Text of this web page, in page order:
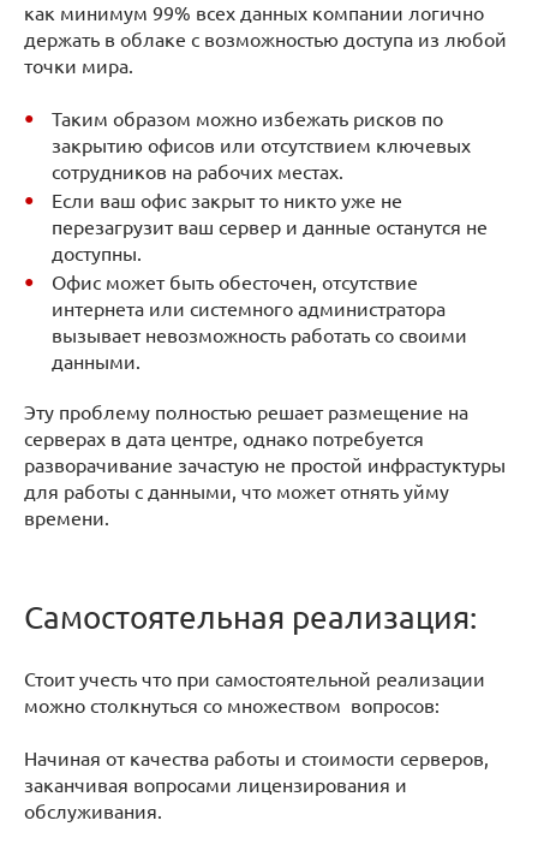
как минимум 99% всех данных компании логично
держать в облаке с возможностью доступа из любой
точки мира.
Таким образом можно избежать рисков по
закрытию офисов или отсутствием ключевых
сотрудников на рабочих местах.
Если ваш офис закрыт то никто уже не
перезагрузит ваш сервер и данные останутся не
доступны.
Офис может быть обесточен, отсутствие
интернета или системного администратора
вызывает невозможность работать со своими
данными.
Эту проблему полностью решает размещение на
серверах в дата центре, однако потребуется
разворачивание зачастую не простой инфрастуктуры
для работы с данными, что может отнять уйму
времени.
Самостоятельная реализация:
Стоит учесть что при самостоятельной реализации
можно столкнуться со множеством вопросов:
Начиная от качества работы и стоимости серверов,
заканчивая вопросами лицензирования и
обслуживания.